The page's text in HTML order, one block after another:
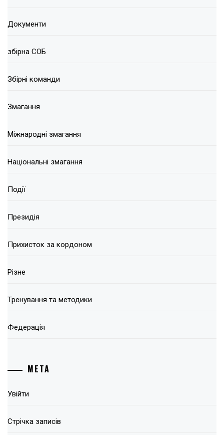
Документи
збірна СОБ
Збірні команди
Змагання
Міжнародні змагання
Національні змагання
Події
Президія
Прихисток за кордоном
Різне
Тренування та методики
Федерація
МЕТА
Увійти
Стрічка записів